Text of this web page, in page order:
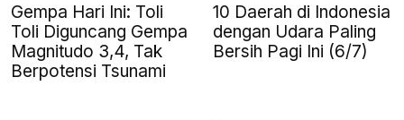
Gempa Hari Ini: Toli
Toli Diguncang Gempa
Magnitudo 3,4, Tak
Berpotensi Tsunami
10 Daerah di Indonesia
dengan Udara Paling
Bersih Pagi Ini (6/7)